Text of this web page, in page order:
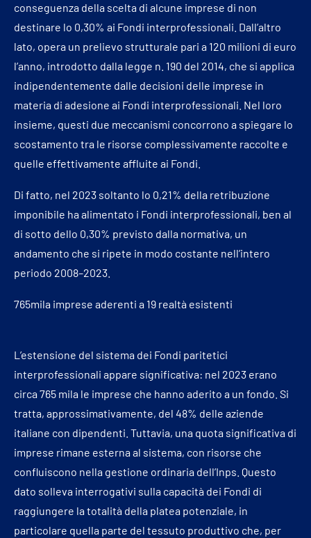
conseguenza della scelta di alcune imprese di non
destinare lo 0,30% ai Fondi interprofessionali. Dall’altro
lato, opera un prelievo strutturale pari a 120 milioni di euro
l’anno, introdotto dalla legge n. 190 del 2014, che si applica
indipendentemente dalle decisioni delle imprese in
materia di adesione ai Fondi interprofessionali. Nel loro
insieme, questi due meccanismi concorrono a spiegare lo
scostamento tra le risorse complessivamente raccolte e
quelle effettivamente affluite ai Fondi.
Di fatto, nel 2023 soltanto lo 0,21% della retribuzione
imponibile ha alimentato i Fondi interprofessionali, ben al
di sotto dello 0,30% previsto dalla normativa, un
andamento che si ripete in modo costante nell’intero
periodo 2008–2023.
765mila imprese aderenti a 19 realtà esistenti
L’estensione del sistema dei Fondi paritetici
interprofessionali appare significativa: nel 2023 erano
circa 765 mila le imprese che hanno aderito a un fondo. Si
tratta, approssimativamente, del 48% delle aziende
italiane con dipendenti. Tuttavia, una quota significativa di
imprese rimane esterna al sistema, con risorse che
confluiscono nella gestione ordinaria dell’Inps. Questo
dato solleva interrogativi sulla capacità dei Fondi di
raggiungere la totalità della platea potenziale, in
particolare quella parte del tessuto produttivo che, per